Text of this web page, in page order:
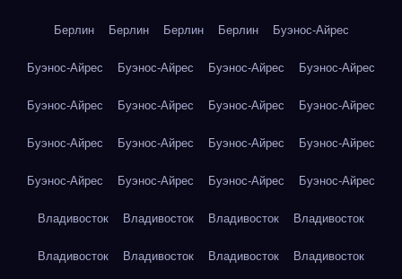
Берлин Берлин Берлин Берлин Буэнос-Айрес
Буэнос-Айрес Буэнос-Айрес Буэнос-Айрес Буэнос-Айрес
Буэнос-Айрес Буэнос-Айрес Буэнос-Айрес Буэнос-Айрес
Буэнос-Айрес Буэнос-Айрес Буэнос-Айрес Буэнос-Айрес
Буэнос-Айрес Буэнос-Айрес Буэнос-Айрес Буэнос-Айрес
Владивосток Владивосток Владивосток Владивосток
Владивосток Владивосток Владивосток Владивосток